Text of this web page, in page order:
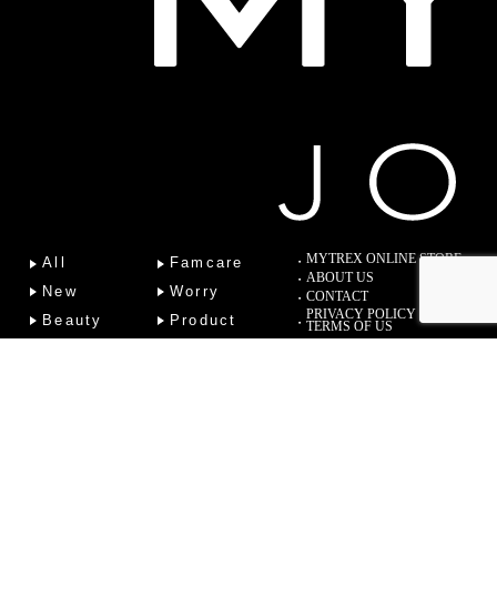
All
New
Beauty
Famcare
Worry
Product
MYTREX ONLINE STORE
ABOUT US
CONTACT
PRIVACY POLICY
TERMS OF US